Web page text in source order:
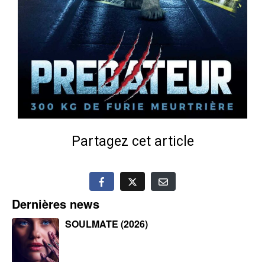
Partagez cet article
Dernières news
SOULMATE (2026)